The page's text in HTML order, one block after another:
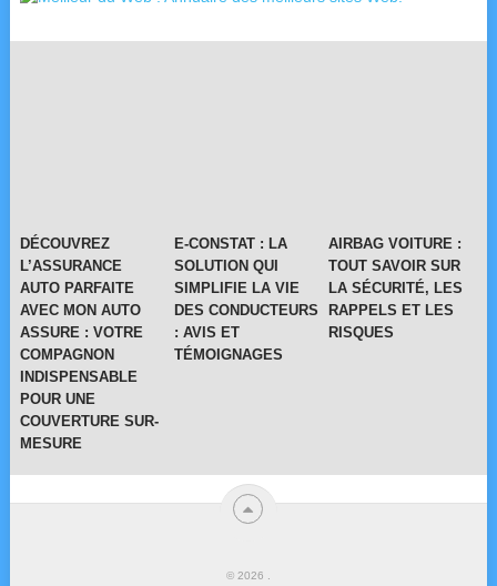
DÉCOUVREZ
L’ASSURANCE
AUTO PARFAITE
AVEC MON AUTO
ASSURE : VOTRE
COMPAGNON
INDISPENSABLE
POUR UNE
COUVERTURE SUR-
MESURE
E-CONSTAT : LA
SOLUTION QUI
SIMPLIFIE LA VIE
DES CONDUCTEURS
: AVIS ET
TÉMOIGNAGES
AIRBAG VOITURE :
TOUT SAVOIR SUR
LA SÉCURITÉ, LES
RAPPELS ET LES
RISQUES
© 2026